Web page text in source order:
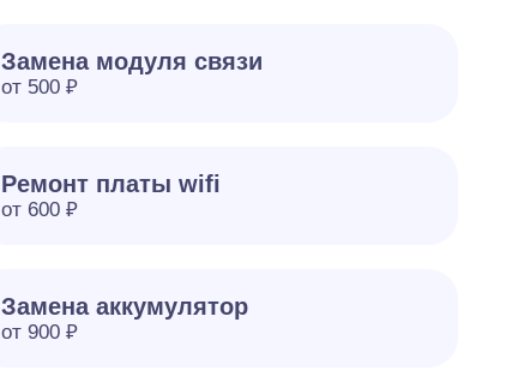
Замена модуля связи
от 500 ₽
Ремонт платы wifi
от 600 ₽
Замена аккумулятор
от 900 ₽